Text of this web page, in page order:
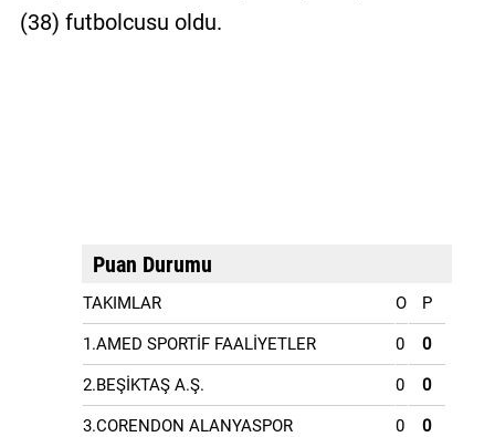
(38) futbolcusu oldu.
Puan Durumu
TAKIMLAR O P
1.AMED SPORTİF FAALİYETLER 0 0
2.BEŞİKTAŞ A.Ş. 0 0
3.CORENDON ALANYASPOR 0 0